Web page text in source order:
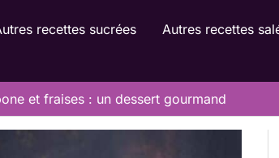
recettes sucrées Autres recettes
et fraises : un dessert gourmand